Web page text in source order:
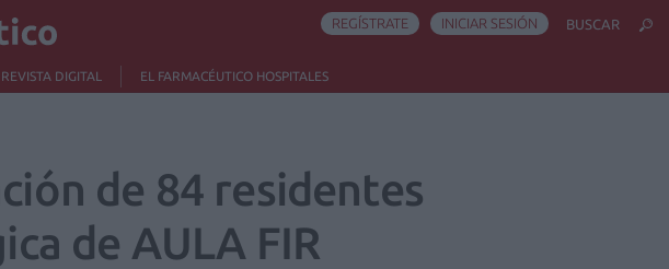
REVISTA DIGITAL EL FARMACÉUTICO HOSPITALES
REGÍSTRATE INICIAR SESIÓN BUSCAR
de 84 residentes
de AULA FIR